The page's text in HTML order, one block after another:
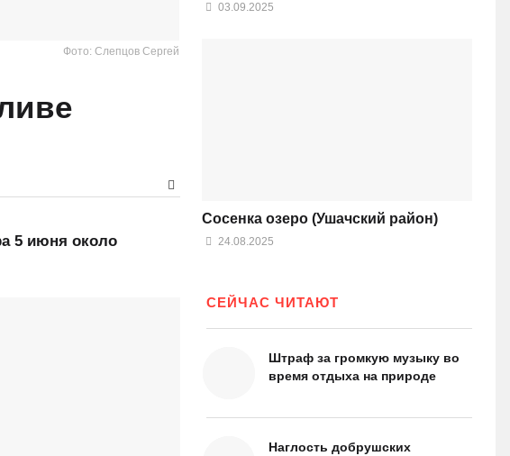
Фото: Слепцов Сергей
5 июня около
03.09.2025
Сосенка озеро (Ушачский район)
24.08.2025
СЕЙЧАС ЧИТАЮТ
Штраф за громкую музыку во
время отдыха на природе
Наглость добрушских